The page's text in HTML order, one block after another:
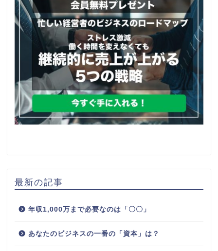
最新の記事
年収1,000万まで必要なのは「〇〇」
あなたのビジネスの一番の「資本」は？